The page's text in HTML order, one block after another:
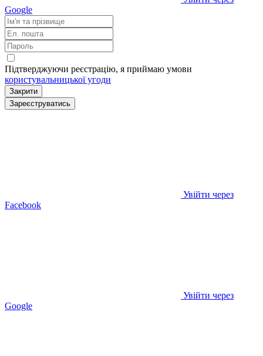
Google
Підтверджуючи реєстрацію, я приймаю умови
користувальницької угоди
Закрити
Зареєструватись
Увійти через
Facebook
Увійти через
Google